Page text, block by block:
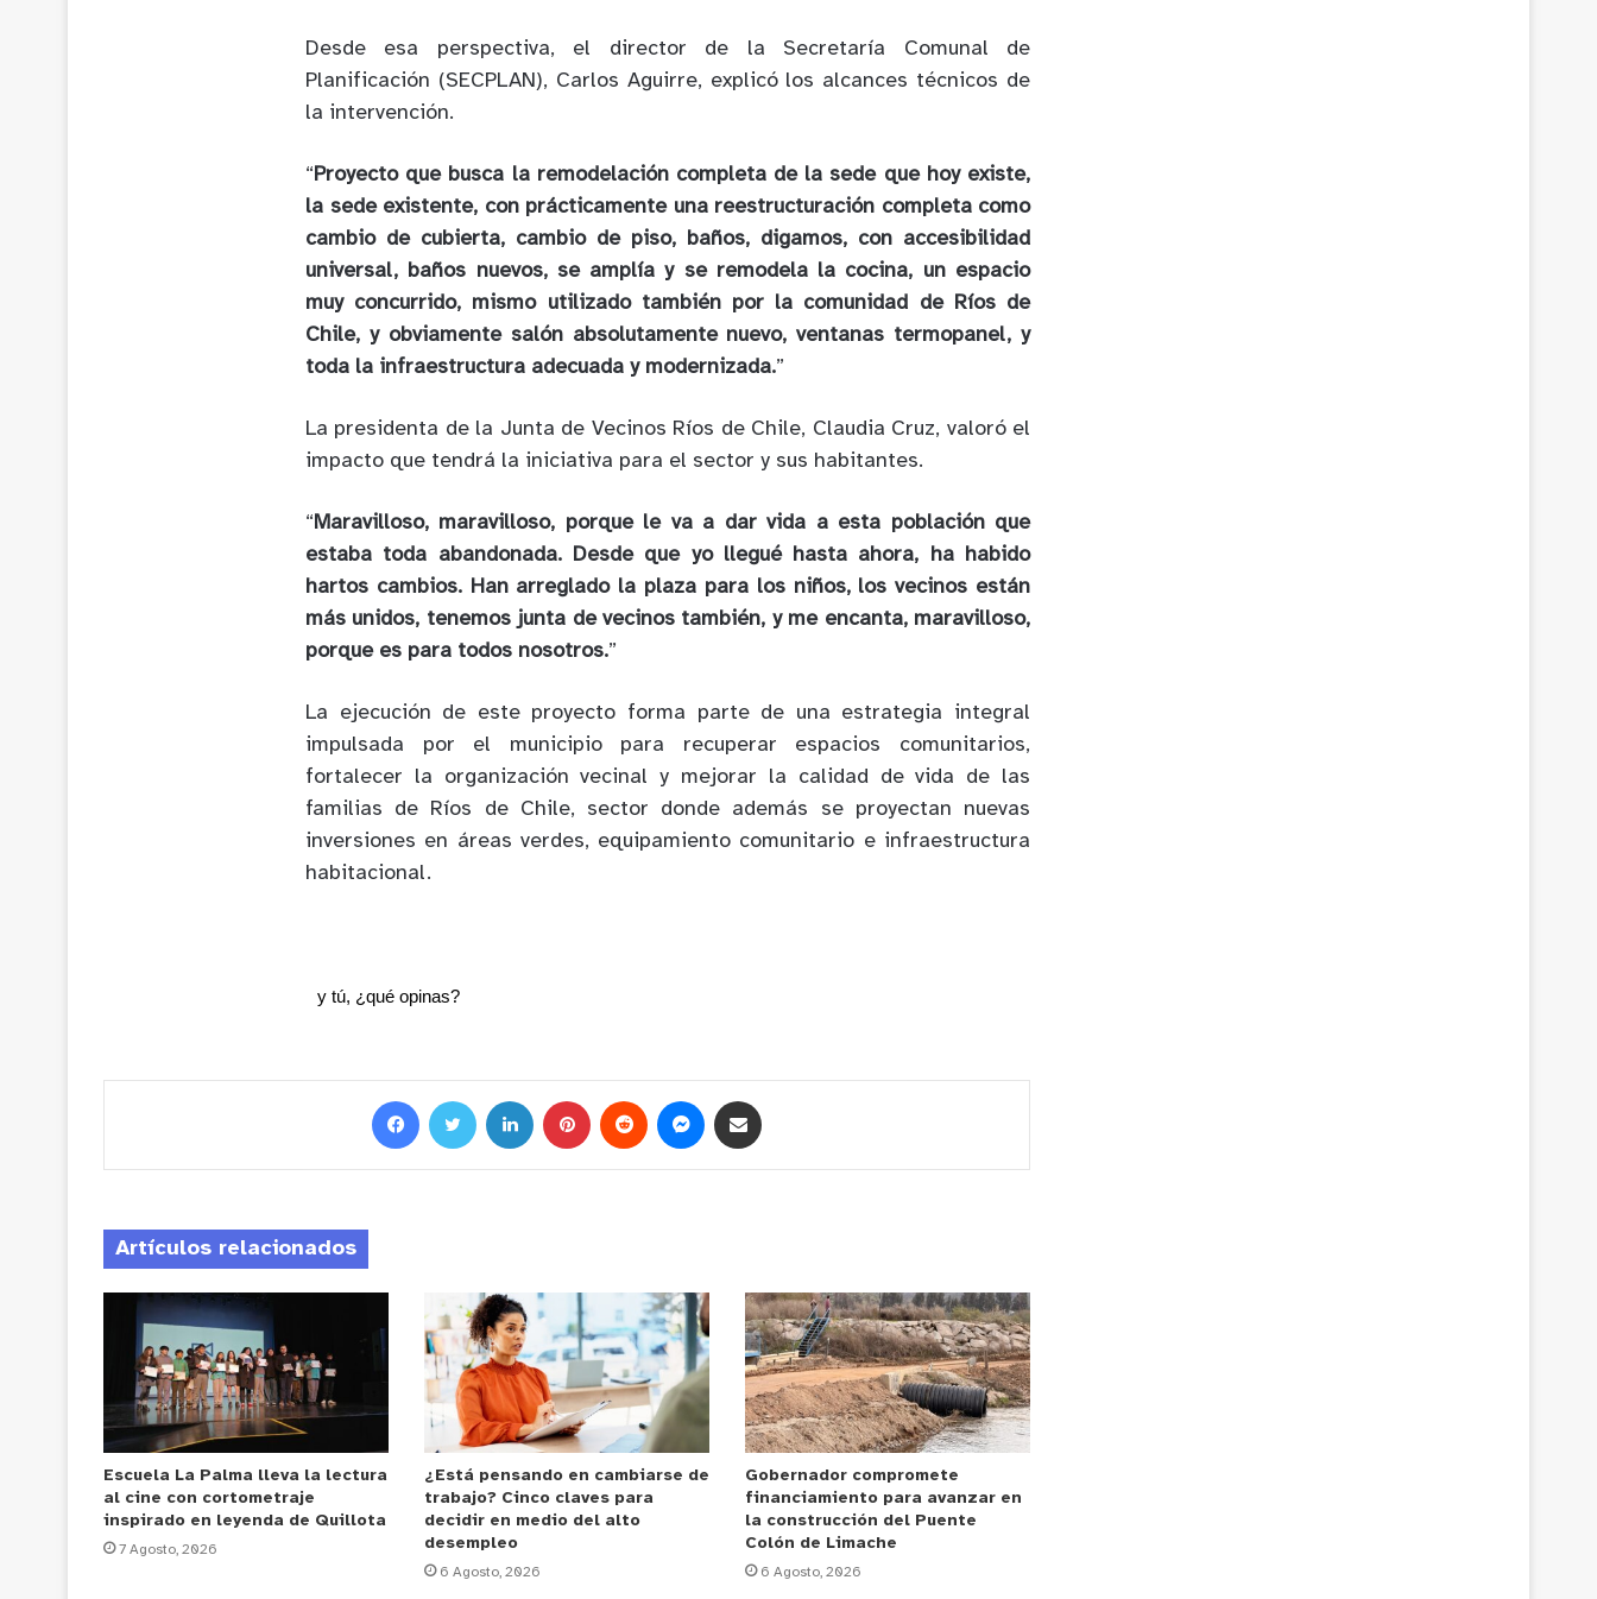
Desde esa perspectiva, el director de la Secretaría Comunal de
Planificación (SECPLAN), Carlos Aguirre, explicó los alcances técnicos de
la intervención.
“Proyecto que busca la remodelación completa de la sede que hoy existe,
la sede existente, con prácticamente una reestructuración completa como
cambio de cubierta, cambio de piso, baños, digamos, con accesibilidad
universal, baños nuevos, se amplía y se remodela la cocina, un espacio
muy concurrido, mismo utilizado también por la comunidad de Ríos de
Chile, y obviamente salón absolutamente nuevo, ventanas termopanel, y
toda la infraestructura adecuada y modernizada.”
La presidenta de la Junta de Vecinos Ríos de Chile, Claudia Cruz, valoró el
impacto que tendrá la iniciativa para el sector y sus habitantes.
“Maravilloso, maravilloso, porque le va a dar vida a esta población que
estaba toda abandonada. Desde que yo llegué hasta ahora, ha habido
hartos cambios. Han arreglado la plaza para los niños, los vecinos están
más unidos, tenemos junta de vecinos también, y me encanta, maravilloso,
porque es para todos nosotros.”
La ejecución de este proyecto forma parte de una estrategia integral
impulsada por el municipio para recuperar espacios comunitarios,
fortalecer la organización vecinal y mejorar la calidad de vida de las
familias de Ríos de Chile, sector donde además se proyectan nuevas
inversiones en áreas verdes, equipamiento comunitario e infraestructura
habitacional.
y tú, ¿qué opinas?
Artículos relacionados
Escuela La Palma lleva la lectura
al cine con cortometraje
inspirado en leyenda de Quillota
7 Agosto, 2026
¿Está pensando en cambiarse de
trabajo? Cinco claves para
decidir en medio del alto
desempleo
6 Agosto, 2026
Gobernador compromete
financiamiento para avanzar en
la construcción del Puente
Colón de Limache
6 Agosto, 2026